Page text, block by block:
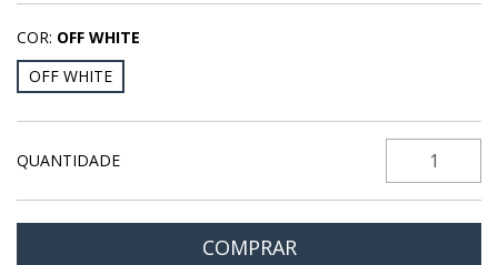
COR: OFF WHITE
OFF WHITE
QUANTIDADE